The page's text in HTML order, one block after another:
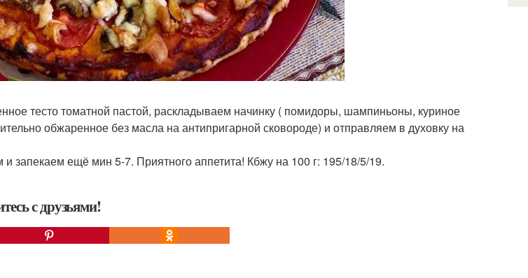
тесто томатной пастой, раскладываем начинку ( помидоры, шампиньоны, куриное
обжаренное без масла на антипригарной сковороде) и отправляем в духовку на
запекаем ещё мин 5-7. Приятного аппетита! Кбжу на 100 г: 195/18/5/19.
с друзьями!